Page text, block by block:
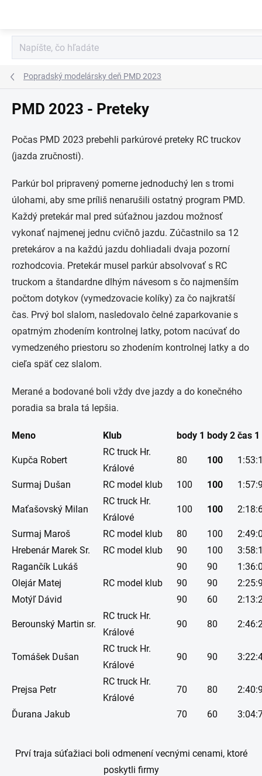
Popradský modelársky deň PMD 2023
PMD 2023 - Preteky
Počas PMD 2023 prebehli parkúrové preteky RC truckov
(jazda zručnosti).
Parkúr bol pripravený pomerne jednoduchý len s tromi
úlohami, aby sme príliš nenarušili ostatný program PMD.
Každý pretekár mal pred súťažnou jazdou možnosť
vykonať najmenej jednu cvičnô jazdu. Zúčastnilo sa 12
pretekárov a na každú jazdu dohliadali dvaja pozorní
rozhodcovia. Pretekár musel parkúr absolvovať s RC
truckom a štandardne dlhým návesom s čo najmenším
počtom dotykov (vymedzovacie kolíky) za čo najkratší
čas. Prvý bol slalom, nasledovalo čelné zaparkovanie s
opatrným zhodením kontrolnej latky, potom nacúvať do
vymedzeného priestoru so zhodením kontrolnej latky a do
cieľa späť cez slalom.
Merané a bodované boli vždy dve jazdy a do konečného
poradia sa brala tá lepšia.
Meno Klub body 1 body 2 čas 1
Kupča Robert
RC truck Hr.
Králové
80 100
Surmaj Dušan RC model klub 100 100
Maťašovský Milan
RC truck Hr.
Králové
100 100
Surmaj Maroš RC model klub 80 100
Hrebenár Marek Sr.
RC model klub 90 100
Ragančík Lukáš
90 90
Olejár Matej
RC model klub 90 90
Motýľ Dávid
90 60
Berounský Martin sr.
RC truck Hr.
Králové
90 80
Tomášek Dušan
RC truck Hr.
Králové
90 90
Prejsa Petr
RC truck Hr.
Králové
70 80
Ďurana Jakub 70 60
Prví traja súťažiaci boli odmenení vecnými cenami, ktoré
poskytli firmy